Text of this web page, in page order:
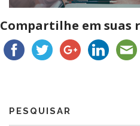
Compartilhe em suas
PESQUISAR